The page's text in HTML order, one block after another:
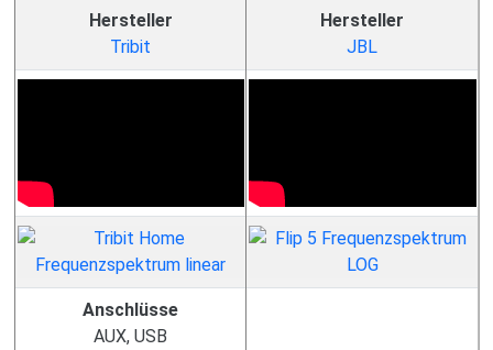
Hersteller
Tribit
Hersteller
JBL
Anschlüsse
AUX, USB